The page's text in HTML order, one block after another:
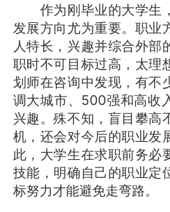
作为刚毕业的大学生
发展方向尤为重要。职业
人特长，兴趣并综合外部
职时不可目标过高，太理
划师在咨询中发现，有不
调大城市、500强和高收
兴趣。殊不知，盲目攀高
机，还会对今后的职业发
此，大学生在求职前务必
技能，明确自己的职业定
标努力才能避免走弯路。